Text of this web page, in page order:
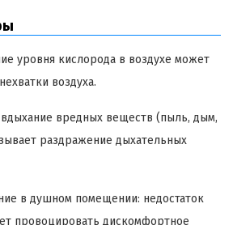
уровня кислорода в воздухе может
воздуха.
вдыхание вредных веществ (пыль, дым,
раздражение дыхательных
в душном помещении: недостаток
провоцировать дискомфортное